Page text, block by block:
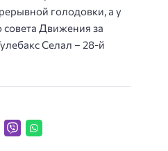
голодовки, а у
совета Движения за
Селал – 28-й